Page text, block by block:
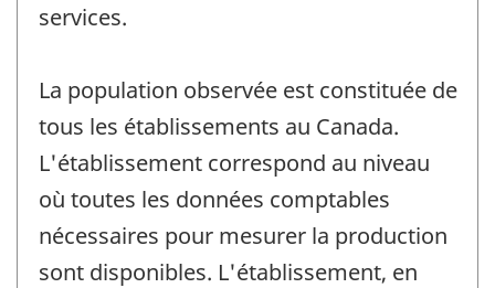
services.
La population observée est constituée de
tous les établissements au Canada.
L'établissement correspond au niveau
où toutes les données comptables
nécessaires pour mesurer la production
sont disponibles. L'établissement, en